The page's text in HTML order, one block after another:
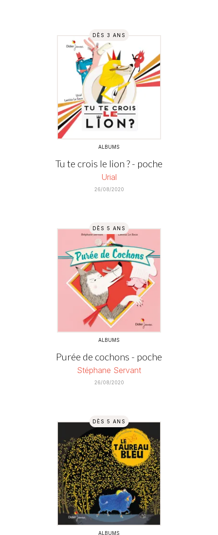
DÈS 3 ANS
ALBUMS
Tu te crois le lion ? - poche
Urial
26/08/2020
DÈS 5 ANS
ALBUMS
Purée de cochons - poche
Stéphane Servant
26/08/2020
DÈS 5 ANS
ALBUMS